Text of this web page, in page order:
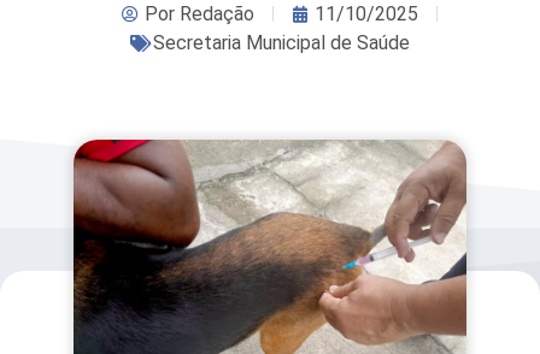
PorRedação
11/10/2025
Secretaria Municipal de Saúde